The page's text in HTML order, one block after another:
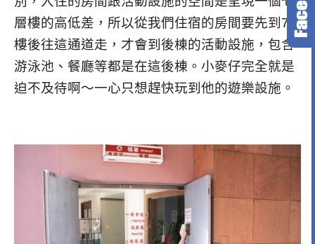
層樓的高低差，所以從我們住宿的房間要先到7
樓後往這通道走，才會到後棟的活動設施，包含
游泳池、餐廳等都是在這後棟。小麥仔完全就是
迫不及待啊～一心只想趕快玩到他的遊樂設施。